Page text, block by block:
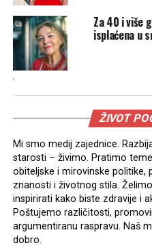
Za 40 i više
isplaćena u
.
ŽIVOT
Mi smo medij zajednice.
starosti – živimo. Pratimo
obiteljske i mirovinske politike,
znanosti i životnog stila.
inspirirati kako biste zdravije i
Poštujemo različitosti,
argumentiranu raspravu. Naš
dobro.